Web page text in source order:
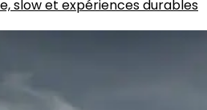
slow et expériences durables